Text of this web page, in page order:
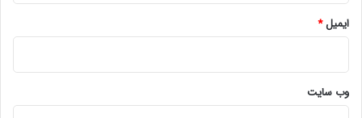
ایمیل*
وب‌ سایت